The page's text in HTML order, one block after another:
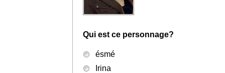
Qui est ce personnage?
ésmé
Irina